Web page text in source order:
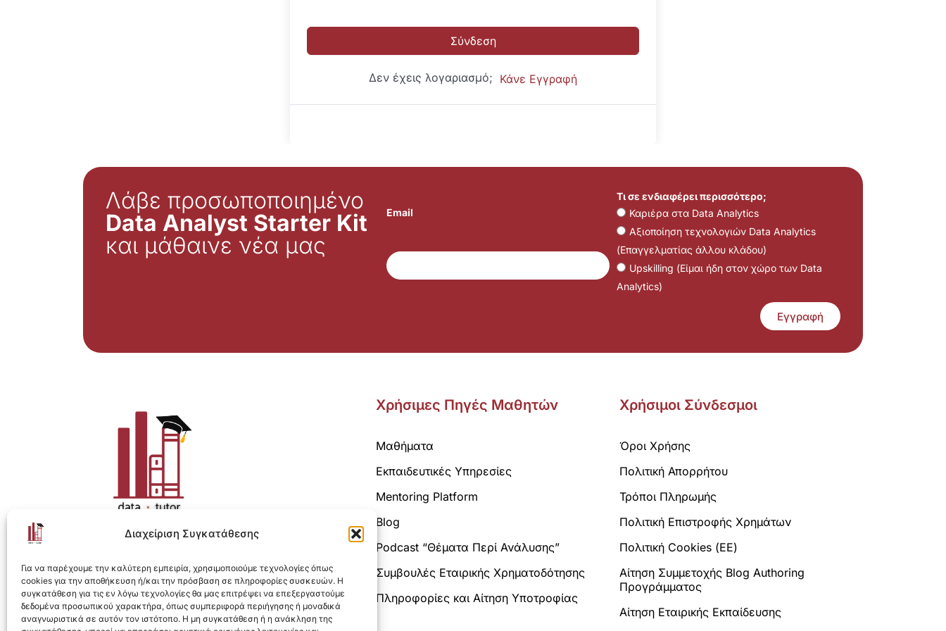
Διαχείριση Συγκατάθεσης
Για να παρέχουμε την καλύτερη εμπειρία, χρησιμοποιούμε τεχνολογίες όπως
cookies για την αποθήκευση ή/και την πρόσβαση σε πληροφορίες συσκευών. Η
συγκατάθεση για τις εν λόγω τεχνολογίες θα μας επιτρέψει να επεξεργαστούμε
δεδομένα προσωπικού χαρακτήρα, όπως συμπεριφορά περιήγησης ή μοναδικά
αναγνωριστικά σε αυτόν τον ιστότοπο. Η μη συγκατάθεση ή η ανάκληση της
Σύνδεση
Δεν έχεις λογαριασμό; Κάνε Εγγραφή
Λάβε προσωποποιημένο
Data Analyst Starter Kit
και μάθαινε νέα μας
Email
Τι σε ενδιαφέρει περισσότερο;
Καριέρα στα Data Analytics
Αξιοποίηση τεχνολογιών Data Analytics
(Επαγγελματίας άλλου κλάδου)
Upskilling (Είμαι ήδη στον χώρο των Data
Analytics)
Εγγραφή
Η ολοκληρωμένη e-learning λύση για Data Analytics.
Χρήσιμες Πηγές Μαθητών
Μαθήματα
Εκπαιδευτικές Υπηρεσίες
Mentoring Platform
Blog
Podcast “Θέματα Περί Ανάλυσης”
Συμβουλές Εταιρικής Χρηματοδότησης
Πληροφορίες και Αίτηση Υποτροφίας
Χρήσιμοι Σύνδεσμοι
Όροι Χρήσης
Πολιτική Απορρήτου
Τρόποι Πληρωμής
Πολιτική Επιστροφής Χρημάτων
Πολιτική Cookies (ΕΕ)
Αίτηση Συμμετοχής Blog Authoring
Προγράμματος
Αίτηση Εταιρικής Εκπαίδευσης